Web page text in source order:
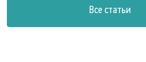
Все статьи